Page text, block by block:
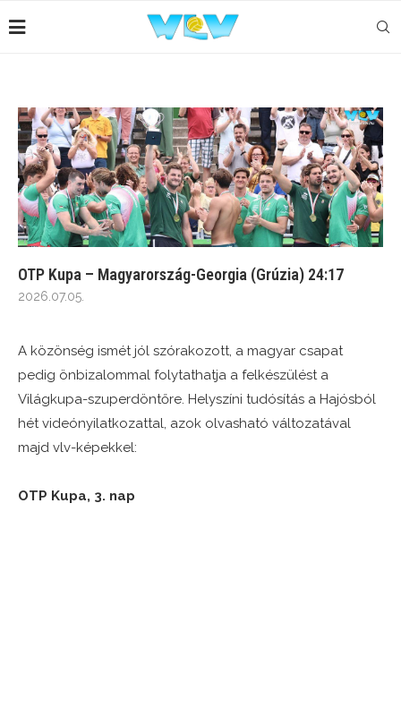
OTP Kupa – Magyarország-Georgia (Grúzia) 24:17
2026.07.05.
A közönség ismét jól szórakozott, a magyar csapat
pedig önbizalommal folytathatja a felkészülést a
Világkupa-szuperdöntőre. Helyszíni tudósítás a Hajósból
hét videónyilatkozattal, azok olvasható változatával
majd vlv-képekkel:
OTP Kupa, 3. nap